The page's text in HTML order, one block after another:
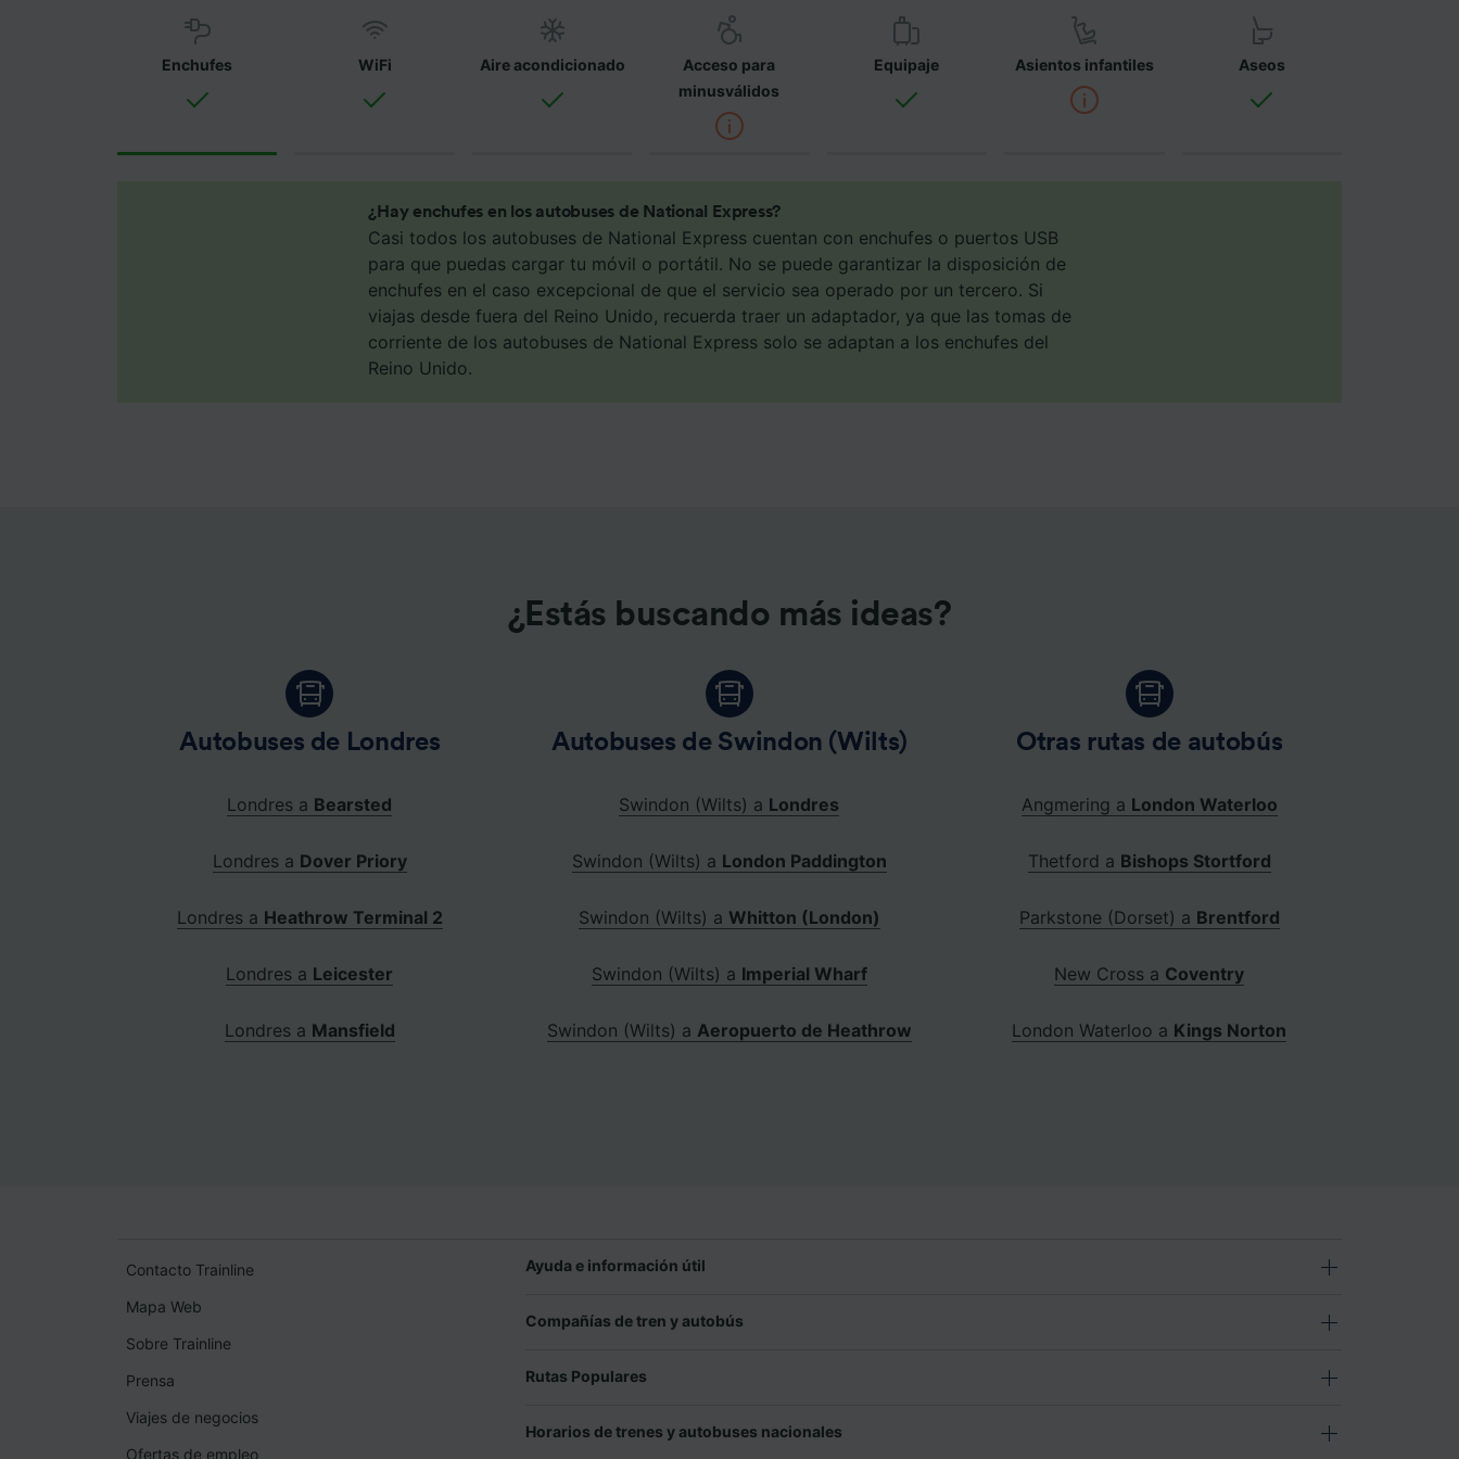
Enchufes WiFi Aire acondicionado
Acceso para
minusválidos
Equipaje Asientos infantiles Aseos
¿Hay enchufes en los autobuses de National Express?
Casi todos los autobuses de National Express cuentan con enchufes o puertos USB
para que puedas cargar tu móvil o portátil. No se puede garantizar la disposición de
enchufes en el caso excepcional de que el servicio sea operado por un tercero. Si
viajas desde fuera del Reino Unido, recuerda traer un adaptador, ya que las tomas de
corriente de los autobuses de National Express solo se adaptan a los enchufes del
Reino Unido.
¿Estás buscando más ideas?
Autobuses de Londres
Londres a Bearsted
Londres a Dover Priory
Londres a Heathrow Terminal 2
Londres a Leicester
Londres a Mansfield
Autobuses de Swindon (Wilts)
Swindon (Wilts) a Londres
Swindon (Wilts) a London Paddington
Swindon (Wilts) a Whitton (London)
Swindon (Wilts) a Imperial Wharf
Swindon (Wilts) a Aeropuerto de Heathrow
Otras rutas de autobús
Angmering a London Waterloo
Thetford a Bishops Stortford
Parkstone (Dorset) a Brentford
New Cross a Coventry
London Waterloo a Kings Norton
Contacto Trainline
Mapa Web
Sobre Trainline
Prensa
Viajes de negocios
Ofertas de empleo
Ayuda e información útil
Compañías de tren y autobús
Rutas Populares
Horarios de trenes y autobuses nacionales
Tanto nosotros como nuestros asociados tratamos los datos para
proporcionar:
Utilizar datos de localización geográfica precisa. Analizar activamente las
características del dispositivo para su identificación. Almacenar la
información en un dispositivo y/o acceder a ella. Publicidad y contenido
Lista de asociados (proveedores)